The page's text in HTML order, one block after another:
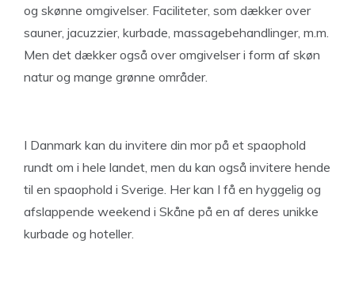
og skønne omgivelser. Faciliteter, som dækker over
sauner, jacuzzier, kurbade, massagebehandlinger, m.m.
Men det dækker også over omgivelser i form af skøn
natur og mange grønne områder.
I Danmark kan du invitere din mor på et spaophold
rundt om i hele landet, men du kan også invitere hende
til en spaophold i Sverige. Her kan I få en hyggelig og
afslappende weekend i Skåne på en af deres unikke
kurbade og hoteller.